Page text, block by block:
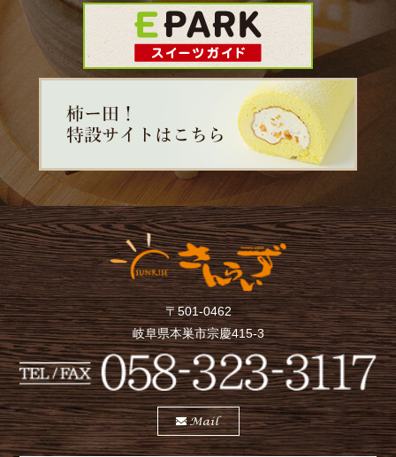
〒501-0462
岐阜県本巣市宗慶415-3